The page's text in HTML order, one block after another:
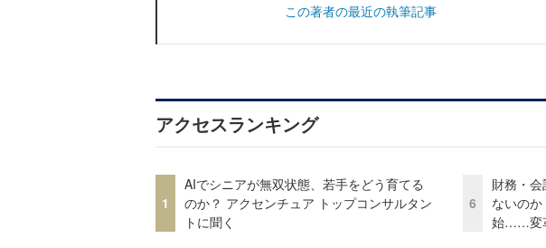
この著者の最近の執筆記事
アクセスランキング
1
AIでシニアが無双状態、若手をどう育てる
のか？ アクセンチュア トップコンサルタン
トに聞く
6
財務・
ないの
始……変